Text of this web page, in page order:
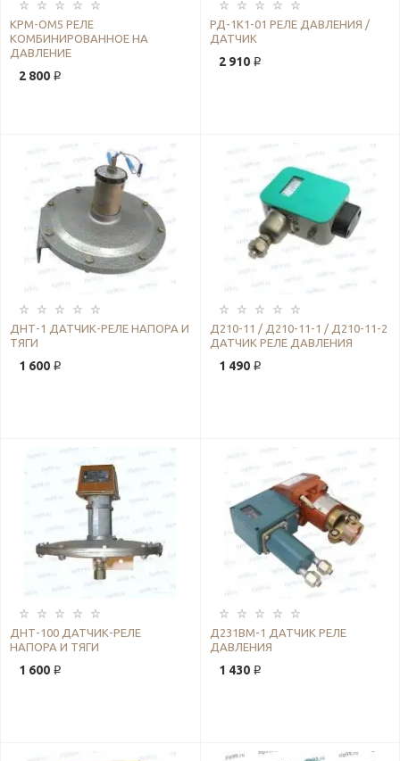
КРМ-ОМ5 РЕЛЕ
КОМБИНИРОВАННОЕ НА
ДАВЛЕНИЕ
2 800 ₽
РД-1К1-01 РЕЛЕ ДАВЛЕНИЯ /
ДАТЧИК
2 910 ₽
ДНТ-1 ДАТЧИК-РЕЛЕ НАПОРА И
ТЯГИ
1 600 ₽
Д210-11 / Д210-11-1 / Д210-11-2
ДАТЧИК РЕЛЕ ДАВЛЕНИЯ
1 490 ₽
ДНТ-100 ДАТЧИК-РЕЛЕ
НАПОРА И ТЯГИ
1 600 ₽
Д231ВМ-1 ДАТЧИК РЕЛЕ
ДАВЛЕНИЯ
1 430 ₽